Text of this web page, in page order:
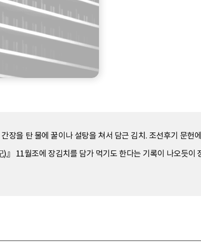
장을 탄 물에 꿀이나 설탕을 쳐서 담근 김치. 조선후기 문
』 11월조에 장김치를 담가 먹기도 한다는 기록이 나오듯이